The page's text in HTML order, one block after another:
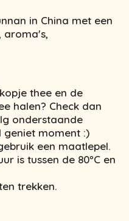
in China met een
aroma's,
thee en de
halen? Check dan
onderstaande
geniet moment :)
een maatlepel.
is tussen de 80ºC en
trekken.